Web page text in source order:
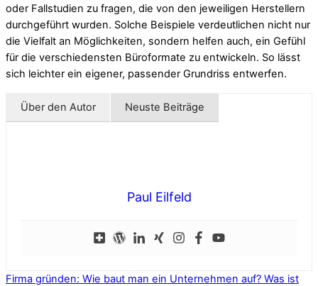
oder Fallstudien zu fragen, die von den jeweiligen Herstellern
durchgeführt wurden. Solche Beispiele verdeutlichen nicht nur
die Vielfalt an Möglichkeiten, sondern helfen auch, ein Gefühl
für die verschiedensten Büroformate zu entwickeln. So lässt
sich leichter ein eigener, passender Grundriss entwerfen.
Über den Autor Neuste Beiträge
Paul Eilfeld
Firma gründen: Wie baut man ein Unternehmen auf? Was ist